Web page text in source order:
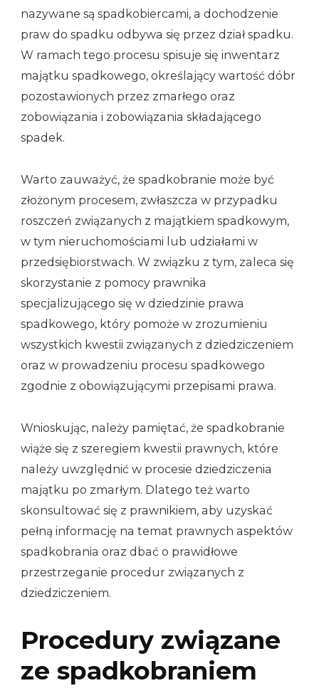
nazywane są spadkobiercami, a dochodzenie
praw do spadku odbywa się przez dział spadku.
W ramach tego procesu spisuje się inwentarz
majątku spadkowego, określający wartość dóbr
pozostawionych przez zmarłego oraz
zobowiązania i zobowiązania składającego
spadek.
Warto zauważyć, że spadkobranie może być
złożonym procesem, zwłaszcza w przypadku
roszczeń związanych z majątkiem spadkowym,
w tym nieruchomościami lub udziałami w
przedsiębiorstwach. W związku z tym, zaleca się
skorzystanie z pomocy prawnika
specjalizującego się w dziedzinie prawa
spadkowego, który pomoże w zrozumieniu
wszystkich kwestii związanych z dziedziczeniem
oraz w prowadzeniu procesu spadkowego
zgodnie z obowiązującymi przepisami prawa.
Wnioskując, należy pamiętać, że spadkobranie
wiąże się z szeregiem kwestii prawnych, które
należy uwzględnić w procesie dziedziczenia
majątku po zmarłym. Dlatego też warto
skonsultować się z prawnikiem, aby uzyskać
pełną informację na temat prawnych aspektów
spadkobrania oraz dbać o prawidłowe
przestrzeganie procedur związanych z
dziedziczeniem.
Procedury związane
ze spadkobraniem